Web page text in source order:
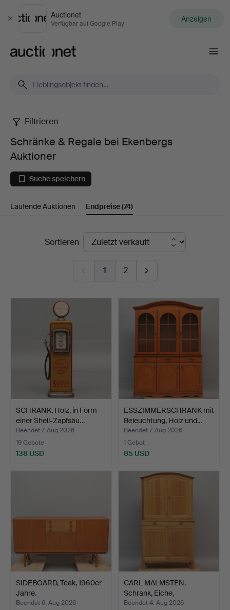
Schließen
Auctionet
Verfügbar auf Google Play Anzeigen
Schränke
Regale
bei
Auktioner
Filtrieren
Schränke & Regale bei Ekenbergs
Auktioner
Suche speichern
Laufende Auktionen Endpreise(74)
EndpreiseSortieren
1 2
SCHRANK, Holz, in Form
einer Shell-Zapfsäu…
Beendet 7. Aug 2026
19 Gebote
138 USD
ESSZIMMERSCHRANK mit
Beleuchtung, Holz und…
Beendet 7. Aug 2026
1 Gebot
85 USD
SIDEBOARD, Teak, 1960er
Jahre.
Beendet 6. Aug 2026
CARL MALMSTEN.
Schrank, Eiche,
"Herrgården…
Beendet 4. Aug 2026